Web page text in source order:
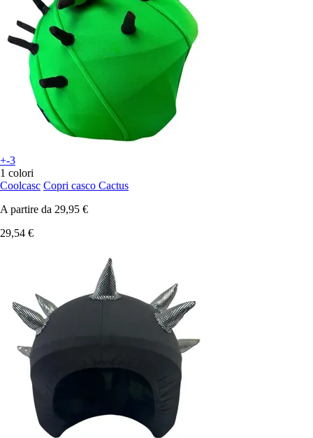
+-3
1 colori
Coolcasc Copri casco Cactus
A partire da 29,95 €
29,54 €